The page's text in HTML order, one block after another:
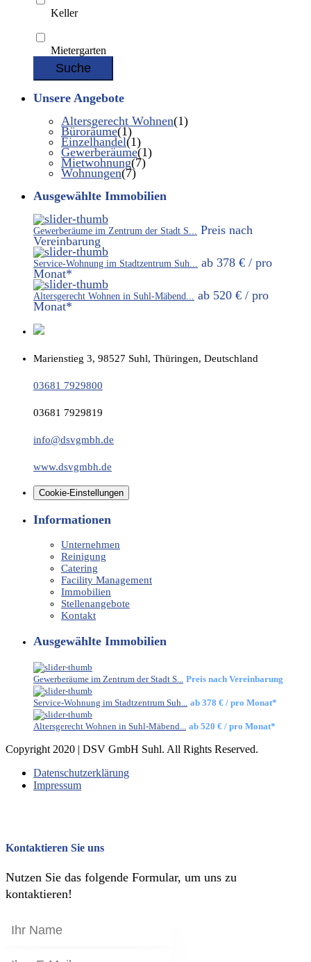
Keller
Mietergarten
Suche
Unsere Angebote
Altersgerecht Wohnen(1)
Büroräume(1)
Einzelhandel(1)
Gewerberäume(1)
Mietwohnung(7)
Wohnungen(7)
Ausgewählte Immobilien
Gewerberäume im Zentrum der Stadt S... Preis nach
Vereinbarung
Service-Wohnung im Stadtzentrum Suh... ab 378 € / pro
Monat*
Altersgerecht Wohnen in Suhl-Mäbend... ab 520 € / pro
Monat*
Marienstieg 3, 98527 Suhl, Thüringen, Deutschland
03681 7929800
03681 7929819
info@dsvgmbh.de
www.dsvgmbh.de
Cookie-Einstellungen
Informationen
Unternehmen
Reinigung
Catering
Facility Management
Immobilien
Stellenangebote
Kontakt
Ausgewählte Immobilien
Gewerberäume im Zentrum der Stadt S... Preis nach Vereinbarung
Service-Wohnung im Stadtzentrum Suh... ab 378 € / pro Monat*
Altersgerecht Wohnen in Suhl-Mäbend... ab 520 € / pro Monat*
Copyright 2020 | DSV GmbH Suhl. All Rights Reserved.
Datenschutzerklärung
Impressum
Kontaktieren Sie uns
Nutzen Sie das folgende Formular, um uns zu
kontaktieren!